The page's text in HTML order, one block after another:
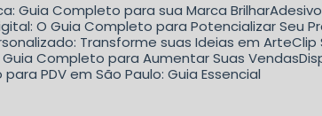
Guia Completo para sua Marca Brilhar
O Guia Completo para Potencializar Seu
Transforme suas Ideias em Arte
Guia Completo para Aumentar Suas Vendas
para PDV em São Paulo: Guia Essencial